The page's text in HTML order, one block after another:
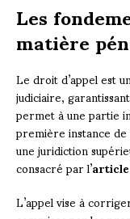
Les
matière
Le droit d’appel est
judiciaire,
permet à une partie
première instance
une juridiction
consacré par l’
L’appel vise à